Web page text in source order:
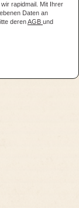
11,50 €
rapidmail. Mit Ihrer
Daten an
derenAGB und